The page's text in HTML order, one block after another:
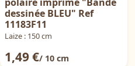
dessinée BLEU" Ref
11183F11
Laize : 150 cm
1,49 €/ 10 cm